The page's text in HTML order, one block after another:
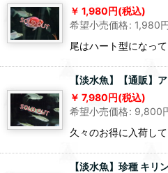
1,980円(税込)
希望小売価格: 1,980
尾はハート型になっ
【淡水魚】【通販】
7,980円(税込)
希望小売価格: 9,800
久々のお得に入荷し
【淡水魚】珍種 キ